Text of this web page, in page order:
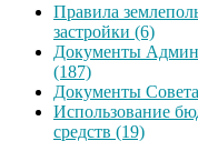
Правила
застройки (6)
Документы
(187)
Документы
Использование
средств (19)